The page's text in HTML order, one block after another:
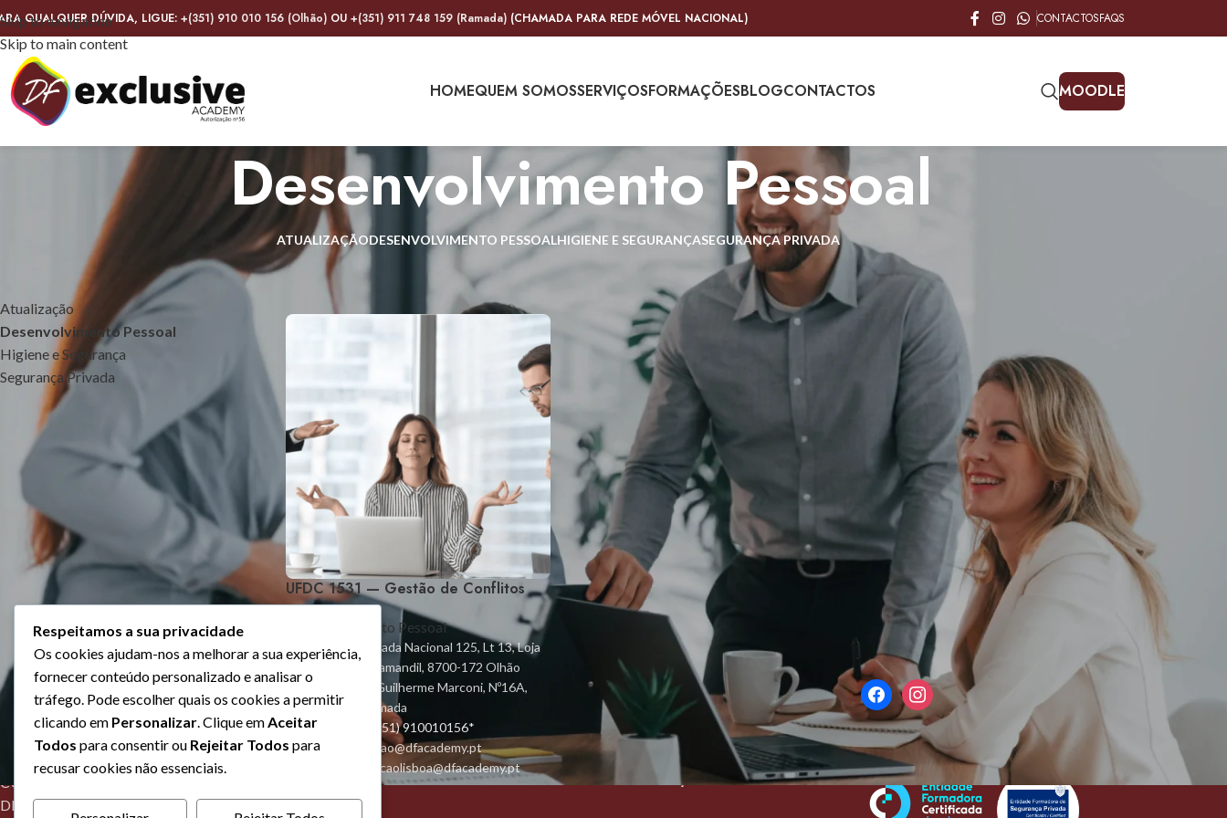
Skip to navigation
Skip to main content
QUALQUER DÚVIDA, LIGUE: +(351) 910 010 156 (Olhão) OU +(351) 911 748 159 (Ramada) (CHAMADA PARA REDE MÓVEL NACIONAL) CONTACTOSFAQS
HOMEQUEM SOMOSSERVIÇOSFORMAÇÕESBLOGCONTACTOS MOODLE
Desenvolvimento Pessoal
ATUALIZAÇÃODESENVOLVIMENTO PESSOALHIGIENE E SEGURANÇASEGURANÇA PRIVADA
Atualização
Desenvolvimento Pessoal
Higiene e Segurança
Segurança Privada
Início Desenvolvimento Pessoal Show 9 12 18 24
UFDC 1531 — Gestão de Conflitos
Desenvolvimento Pessoal
CURSOS RECONHECIDOS PELA
DNPSP COM AUTORIZAÇÃO Nº56
Algarve - Estrada Nacional 125, Lt 13, Loja
O, 1º Esq, Belamandil, 8700-172 Olhão
Lisboa - Rua Guilherme Marconi, Nº16A,
2620-448 Ramada
Telefone: +(351) 910010156*
Geral: formacao@dfacademy.pt
Lisboa: formacaolisboa@dfacademy.pt
Regulamento Interno da formação
profissional
Política Privacidade
Contactos
Livro de Reclamações Online
REDES SOCIAIS
Respeitamos a sua privacidade
Os cookies ajudam-nos a melhorar a sua experiência,
fornecer conteúdo personalizado e analisar o
tráfego. Pode escolher quais os cookies a permitir
clicando em Personalizar. Clique emAceitar
Todos para consentir ou Rejeitar Todos para
recusar cookies não essenciais.